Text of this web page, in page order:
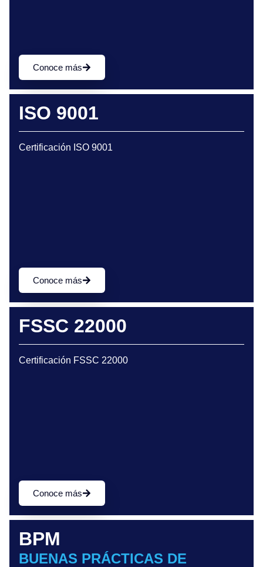
Conoce más
ISO 9001
Certificación ISO 9001
Conoce más
FSSC 22000
Certificación FSSC 22000
Conoce más
BPM
BUENAS PRÁCTICAS DE